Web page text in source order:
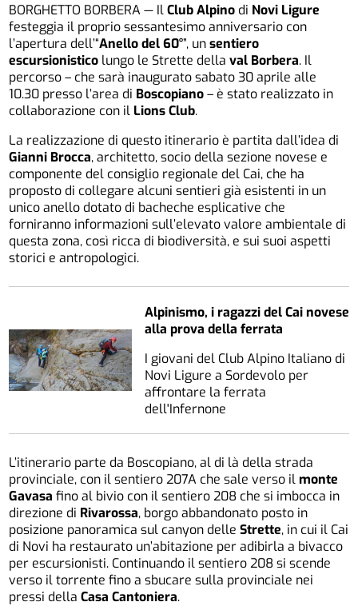
BORGHETTO BORBERA — IlClub Alpino di Novi Ligure
festeggia il proprio sessantesimo anniversario con
l’apertura dell’“Anello del 60°”, unsentiero
escursionistico lungo le Strette dellaval Borbera. Il
percorso – che sarà inaugurato sabato 30 aprile alle
10.30 presso l’area di Boscopiano– è stato realizzato in
collaborazione con il Lions Club.
La realizzazione di questo itinerario è partita dall’idea di
Gianni Brocca, architetto, socio della sezione novese e
componente del consiglio regionale del Cai, che ha
proposto di collegare alcuni sentieri già esistenti in un
unico anello dotato di bacheche esplicative che
forniranno informazioni sull’elevato valore ambientale di
questa zona, così ricca di biodiversità, e sui suoi aspetti
storici e antropologici.
Alpinismo, i ragazzi del Cai novese
alla prova della ferrata
I giovani del Club Alpino Italiano di
Novi Ligure a Sordevolo per
affrontare la ferrata
dell'Infernone
L’itinerario parte da Boscopiano, al di là della strada
provinciale, con il sentiero 207A che sale verso ilmonte
Gavasa fino al bivio con il sentiero 208 che si imbocca in
direzione di Rivarossa, borgo abbandonato posto in
posizione panoramica sul canyon delleStrette, in cui il Cai
di Novi ha restaurato un’abitazione per adibirla a bivacco
per escursionisti. Continuando il sentiero 208 si scende
verso il torrente fino a sbucare sulla provinciale nei
pressi dellaCasa Cantoniera.